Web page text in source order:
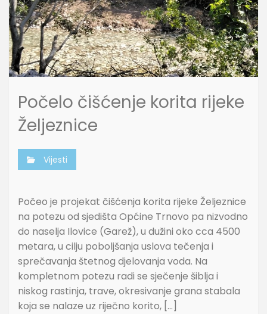
Počelo čišćenje korita rijeke
Željeznice
Vijesti
Počeo je projekat čišćenja korita rijeke Željeznice
na potezu od sjedišta Općine Trnovo pa nizvodno
do naselja Ilovice (Garež), u dužini oko cca 4500
metara, u cilju poboljšanja uslova tečenja i
sprečavanja štetnog djelovanja voda. Na
kompletnom potezu radi se sječenje šiblja i
niskog rastinja, trave, okresivanje grana stabala
koja se nalaze uz riječno korito, […]